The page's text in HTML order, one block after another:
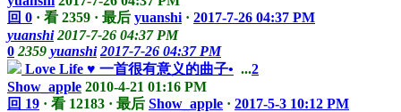
回 0 · 看 2359 · 最后 yuanshi · 2017-7-26 04:37 PM
yuanshi 2017-7-26 04:37 PM
0 2359 yuanshi 2017-7-26 04:37 PM
Love Life ♥ 一首很有意义的曲子• ...2
Show_apple 2010-4-21 01:16 PM
回 19 · 看 12183 · 最后 Show_apple · 2017-5-3 10:12 PM